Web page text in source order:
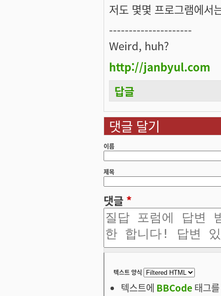
저도 몇몇 프로그램에서
---------------------
Weird, huh?
http://janbyul.com
답글
댓글 달기
이름
제목
댓글 *
텍스트 양식
텍스트에 BBCode태그